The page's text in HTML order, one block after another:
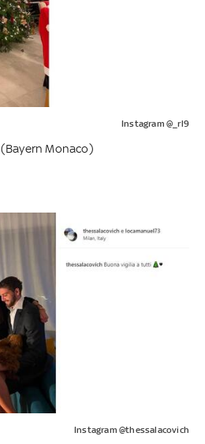
Instagram @_rl9
(Bayern Monaco)
Instagram @thessalacovich